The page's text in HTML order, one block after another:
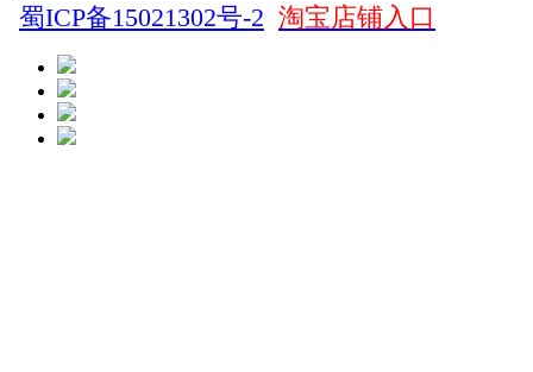
蜀ICP备15021302号-2 淘宝店铺入口